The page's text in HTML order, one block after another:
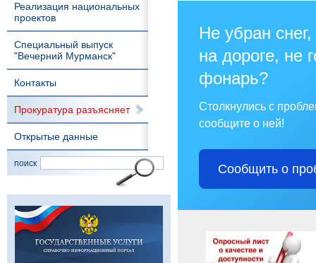
Реализация национальных
проектов
Специальный выпуск
"Вечерний Мурманск"
Контакты
Прокуратура разъясняет
Открытые данные
поиск
Не убран
на дороге, не
фонарь?
Столкнулись с
сообщите о ней!
Сообщить о